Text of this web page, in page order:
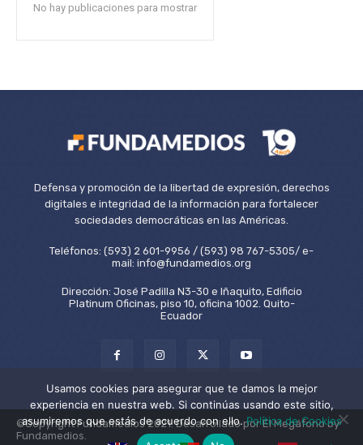
No hay publicaciones para mostrar
Defensa y promoción de la libertad de expresión, derechos
digitales e integridad de la información para fortalecer
sociedades democráticas en las Américas.
Teléfonos: (593) 2 601-9956 / (593) 98 767-5305/ e-
mail: info@fundamedios.org
Dirección: José Padilla N3-30 e Iñaquito, Edificio
Platinum Oficinas, piso 10, oficina 1002. Quito-
Ecuador
©Copyright Fundamedios 2021. Desarrollado por El Megáfono by
Fundamedios.
Usamos cookies para asegurar que te damos la mejor
experiencia en nuestra web. Si continúas usando este sitio,
asumiremos que estás de acuerdo con ello.Política de Cookies